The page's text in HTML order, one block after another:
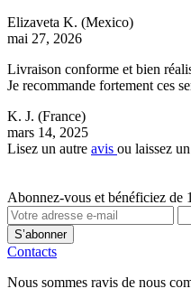
Elizaveta K. (Mexico)
mai 27, 2026
Livraison conforme et bien
Je recommande fortement ces
K. J. (France)
mars 14, 2025
Lisez un autre avis ou laissez
Abonnez-vous et bénéficiez de
S’abonner
Contacts
Nous sommes ravis de nous